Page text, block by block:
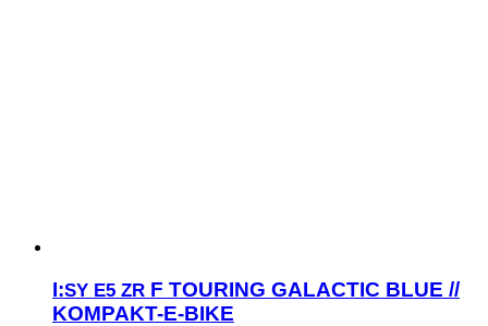
I:SY E5 ZR F TOURING GALACTIC BLUE //
KOMPAKT-E-BIKE